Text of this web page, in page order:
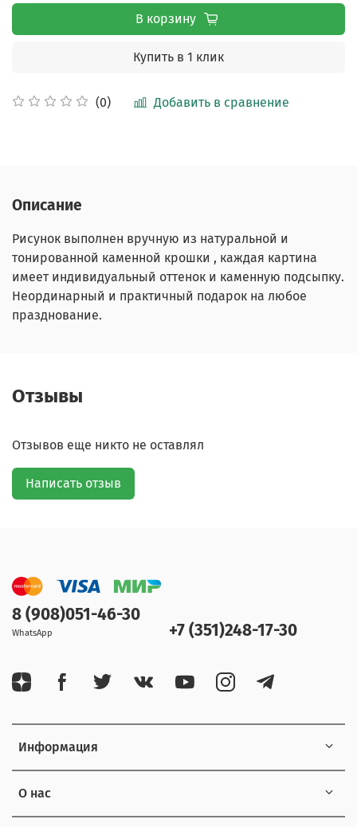
(0) Добавить в сравнение
В корзину
Купить в 1 клик
Описание
Рисунок выполнен вручную из натуральной и
тонированной каменной крошки , каждая картина
имеет индивидуальный оттенок и каменную подсыпку.
Неординарный и практичный подарок на любое
празднование.
Отзывы
Отзывов еще никто не оставлял
Написать отзыв
Информация
О нас
8 (908)051-46-30
WhatsApp +7 (351)248-17-30